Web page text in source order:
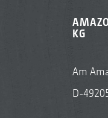
KG
Am
D-